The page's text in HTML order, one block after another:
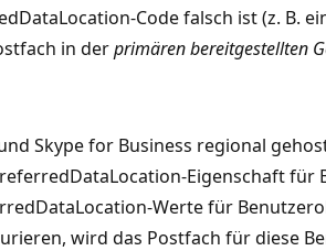
Code falsch ist (z. B.
in derprimären bereitgestellten
Skype for Business regional
Eigenschaft für
Werte für
wird das Postfach für diese